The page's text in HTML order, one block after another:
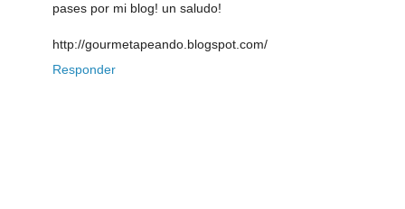
pases por mi blog! un saludo!
http://gourmetapeando.blogspot.com/
Responder